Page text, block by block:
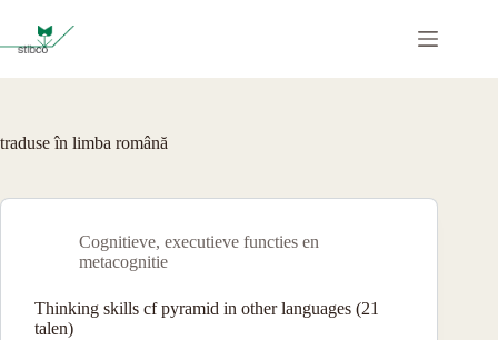
de
traduse în limba română
Cognitieve, executieve functies en
metacognitie
Thinking skills cf pyramid in other languages (21
talen)